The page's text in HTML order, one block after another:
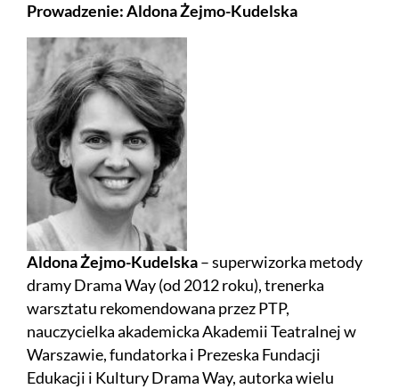
Prowadzenie: Aldona Żejmo-Kudelska
Aldona Żejmo-Kudelska– superwizorka metody
dramy Drama Way (od 2012 roku), trenerka
warsztatu rekomendowana przez PTP,
nauczycielka akademicka Akademii Teatralnej w
Warszawie, fundatorka i Prezeska Fundacji
Edukacji i Kultury Drama Way, autorka wielu